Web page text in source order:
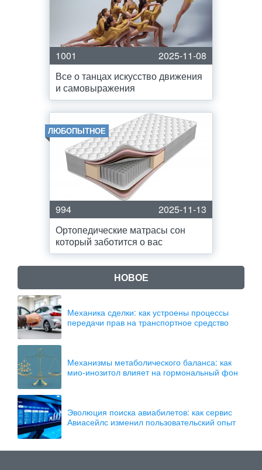
1001
2025-11-08
Все о танцах искусство движения
и самовыражения
ЛЮБОПЫТНОЕ
994
2025-11-13
Ортопедические матрасы сон
который заботится о вас
НОВОЕ
Механика сделки: как устроены процессы
передачи прав на транспортное средство
Механизмы метаболического баланса: как
мио-инозитол влияет на гормональный фон
Эволюция поиска авиабилетов: как сервис
Авиасейлс изменил пользовательский опыт